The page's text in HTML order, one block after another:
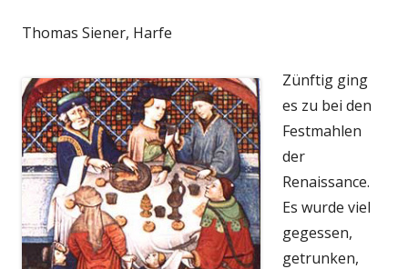
Thomas Siener, Harfe
Zünftig ging
es zu bei den
Festmahlen
der
Renaissance.
Es wurde viel
gegessen,
getrunken,